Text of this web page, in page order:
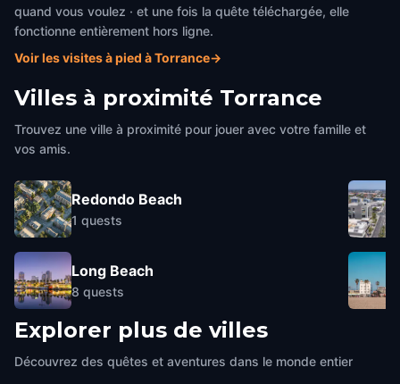
quand vous voulez · et une fois la quête téléchargée, elle
fonctionne entièrement hors ligne.
Voir les visites à pied à Torrance→
Villes à proximité Torrance
Trouvez une ville à proximité pour jouer avec votre famille et
vos amis.
Redondo Beach
1 quests
Long Beach
8 quests
Explorer plus de villes
Découvrez des quêtes et aventures dans le monde entier